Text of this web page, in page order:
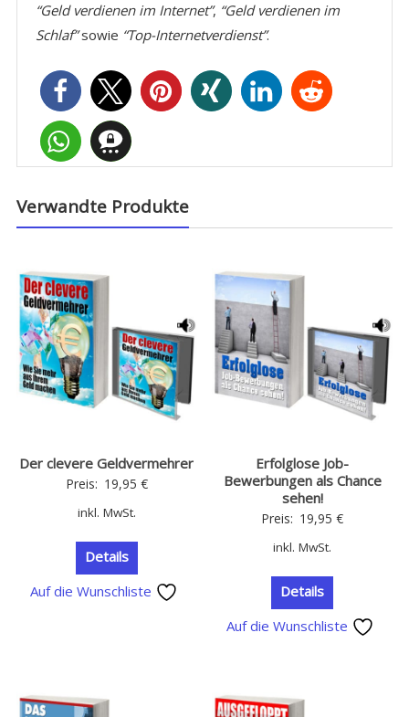
“Geld verdienen im Internet”, “Geld verdienen im
Schlaf”sowie “Top-Internetverdienst”.
Verwandte Produkte
Der clevere Geldvermehrer
Preis: 19,95 €
inkl. MwSt.
Details
Auf die Wunschliste
Erfolglose Job-
Bewerbungen als Chance
sehen!
Preis: 19,95€
inkl. MwSt.
Details
Auf die Wunschliste